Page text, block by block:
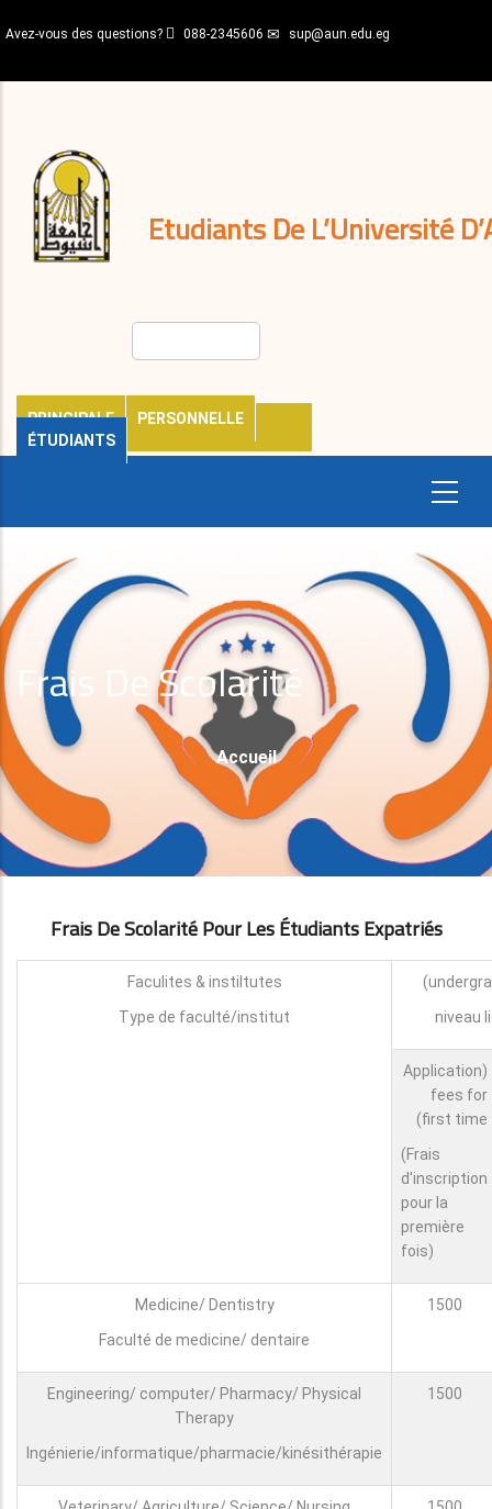
au
principal
Avez-vous des questions? 088-2345606 sup@aun.edu.eg
Etudiants De L’Université
PRINCIPALE
PERSONNELLE
ÉTUDIANTS
décisions
Expatriés
Journal
Frais De Scolarité
Fil
D'Ariane
Accueil
Frais De Scolarité Pour Les Étudiants ExpatriÉS
Faculites & instiltutes
Type de faculté/institut
niveau
(Application
fees for
first time)
(Frais
d'inscription
pour la
première
fois)
Medicine/ Dentistry
Faculté de medicine/ dentaire
1500
Engineering/ computer/ Pharmacy/ Physical
Therapy
Ingénierie/informatique/pharmacie/kinésithérapie
1500